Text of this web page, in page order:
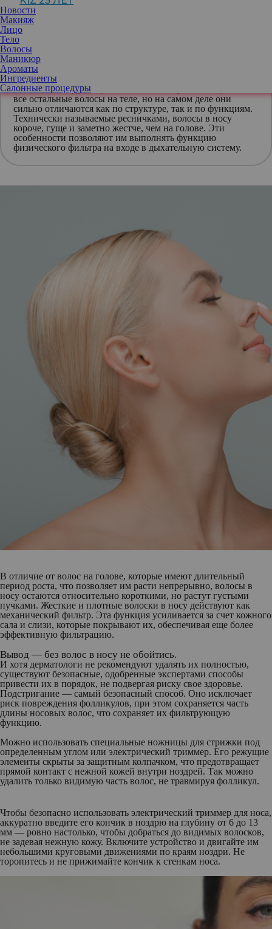
Новости
Макияж
Лицо
Тело
Волосы
Маникюр
Ароматы
Ингредиенты
Салонные процедуры
аллергенов и других частиц, попадающих в носовую полость.
Удаление волос в носу сделает носовую полость и пазухи
уязвимыми для всего, что в них попадает. В результате человек
рискует стать очень восприимчив к аллергическим реакциям,
синуситу и респираторным инфекциям.
Вы можете подумать, что волосы в носу такие же, как и
все остальные волосы на теле, но на самом деле они
сильно отличаются как по структуре, так и по функциям.
Технически называемые ресничками, волосы в носу
короче, гуще и заметно жестче, чем на голове. Эти
особенности позволяют им выполнять функцию
физического фильтра на входе в дыхательную систему.
В отличие от волос на голове, которые имеют длительный
период роста, что позволяет им расти непрерывно, волосы в
носу остаются относительно короткими, но растут густыми
пучками. Жесткие и плотные волоски в носу действуют как
механический фильтр. Эта функция усиливается за счет кожного
сала и слизи, которые покрывают их, обеспечивая еще более
эффективную фильтрацию.
Вывод — без волос в носу не обойтись.
И хотя дерматологи не рекомендуют удалять их полностью,
существуют безопасные, одобренные экспертами способы
привести их в порядок, не подвергая риску свое здоровье.
Подстригание — самый безопасный способ. Оно исключает
риск повреждения фолликулов, при этом сохраняется часть
длины носовых волос, что сохраняет их фильтрующую
функцию.
Можно использовать специальные ножницы для стрижки под
определенным углом или электрический триммер. Его режущие
элементы скрыты за защитным колпачком, что предотвращает
прямой контакт с нежной кожей внутри ноздрей. Так можно
удалить только видимую часть волос, не травмируя фолликул.
Чтобы безопасно использовать электрический триммер для носа,
аккуратно введите его кончик в ноздрю на глубину от 6 до 13
мм — ровно настолько, чтобы добраться до видимых волосков,
не задевая нежную кожу. Включите устройство и двигайте им
небольшими круговыми движениями по краям ноздри. Не
торопитесь и не прижимайте кончик к стенкам носа.